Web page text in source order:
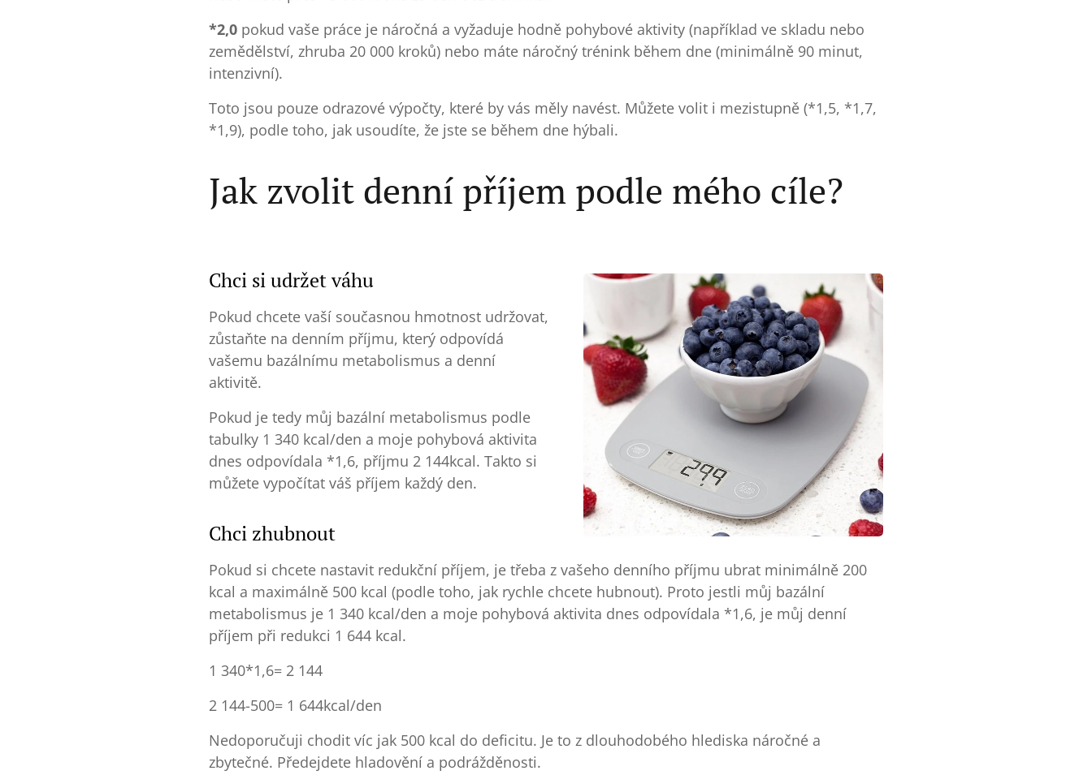
*2,0 pokud vaše práce je náročná a vyžaduje hodně pohybové aktivity (například ve skladu nebo
zemědělství, zhruba 20 000 kroků) nebo máte náročný trénink během dne (minimálně 90 minut,
intenzivní).
Toto jsou pouze odrazové výpočty, které by vás měly navést. Můžete volit i mezistupně (*1,5, *1,7,
*1,9), podle toho, jak usoudíte, že jste se během dne hýbali.
Jak zvolit denní příjem podle mého cíle?
Chci si udržet váhu
Pokud chcete vaší současnou hmotnost udržovat,
zůstaňte na denním příjmu, který odpovídá
vašemu bazálnímu metabolismus a denní
aktivitě.
Pokud je tedy můj bazální metabolismus podle
tabulky 1 340 kcal/den a moje pohybová aktivita
dnes odpovídala *1,6, příjmu 2 144kcal. Takto si
můžete vypočítat váš příjem každý den.
Chci zhubnout
Pokud si chcete nastavit redukční příjem, je třeba z vašeho denního příjmu ubrat minimálně 200
kcal a maximálně 500 kcal (podle toho, jak rychle chcete hubnout). Proto jestli můj bazální
metabolismus je 1 340 kcal/den a moje pohybová aktivita dnes odpovídala *1,6, je můj denní
příjem při redukci 1 644 kcal.
1 340*1,6= 2 144
2 144-500= 1 644kcal/den
Nedoporučuji chodit víc jak 500 kcal do deficitu. Je to z dlouhodobého hlediska náročné a
zbytečné. Předejdete hladovění a podrážděnosti.